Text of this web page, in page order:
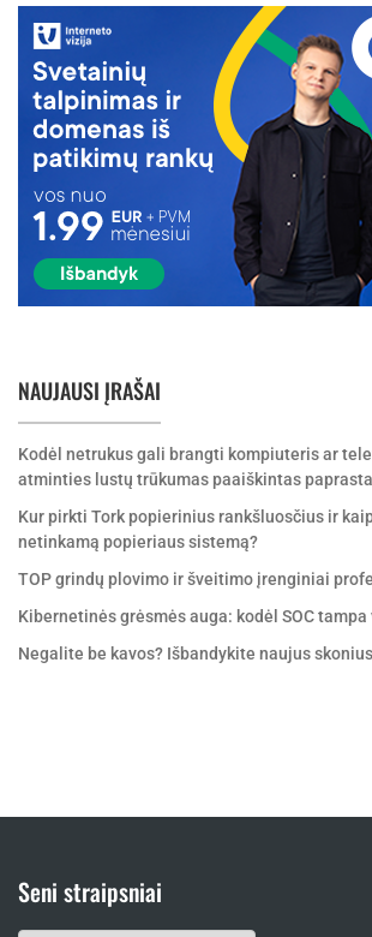
NAUJAUSI ĮRAŠAI
Kodėl netrukus gali brangti kompiuteris ar
atminties lustų trūkumas paaiškintas
Kur pirkti Tork popierinius rankšluosčius ir
netinkamą popieriaus sistemą?
TOP grindų plovimo ir šveitimo įrenginiai
Kibernetinės grėsmės auga: kodėl SOC
Negalite be kavos? Išbandykite naujus
Seni straipsniai